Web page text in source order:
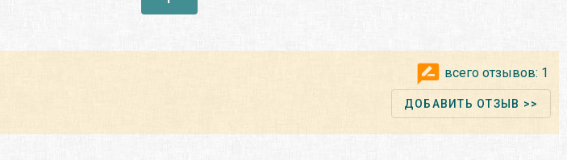
всего отзывов: 1
ДОБАВИТЬ ОТЗЫВ >>